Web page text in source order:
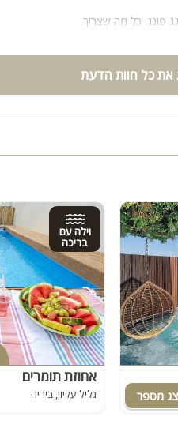
פונג. כל מה שצריך.
את כל חוות הדעת
וילה עם
בריכה
אחוזת תומרים
גליל עליון, ביריה